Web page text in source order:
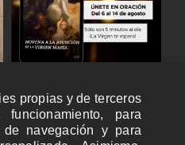
propias y de terceros
para
navegación y para